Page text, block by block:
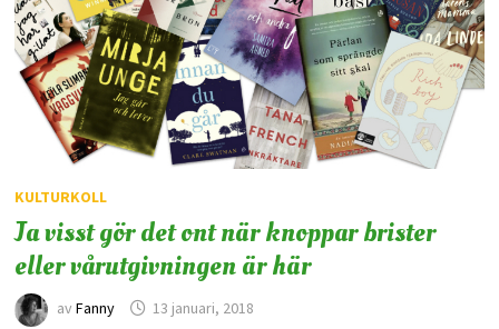
KULTURKOLL
Ja visst gör det ont när knoppar brister
eller vårutgivningen är här
av Fanny 13 januari, 2018